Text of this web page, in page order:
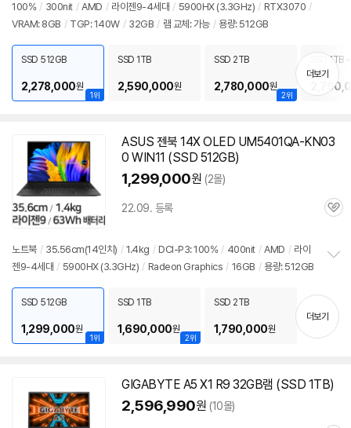
100% / 300nit / AMD / 라이젠9-4세대 / 5900HX (3.3GHz) / RTX3070 /
VRAM: 8GB / TGP: 140W / 32GB / 램 교체: 가능 / 용량: 512GB
치
기
1위
SSD 512GB
2,278,000원
SSD 1TB
2,590,000원
2위
SSD 2TB
2,780,000원
SSD 1TB
B
더보기
ASUS 젠북 14X OLED UM5401QA-KN03
0 WIN11 (SSD 512GB)
1,299,000원 (2몰)
22.09. 등록
관
노트북 / 35.56cm(14인치) / 1.4kg / DCI-P3: 100% / 400nit / AMD / 라이
젠9-4세대 / 5900HX (3.3GHz) / Radeon Graphics / 16GB / 용량: 512GB
치
기
1위
SSD 512GB
1,299,000원
2위
SSD 1TB
1,690,000원
SSD 2TB
1,790,000원
더보기
GIGABYTE A5 X1 R9 32GB램 (SSD 1TB)
2,596,990원 (10몰)